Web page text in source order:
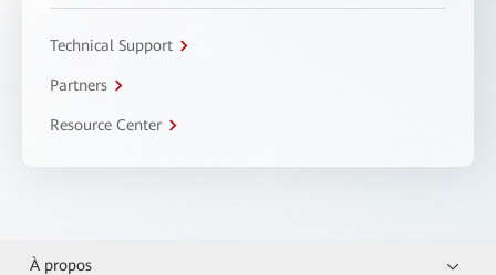
Technical Support
Partners
Resource Center
À propos